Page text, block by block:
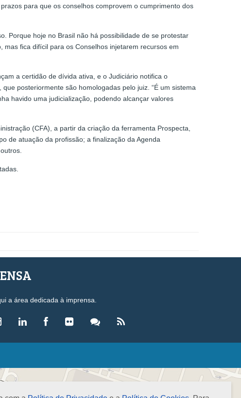
para que os conselhos comprovem o cumprimento dos
Porque hoje no Brasil não há possibilidade de se protestar
fica difícil para os Conselhos injetarem recursos em
a certidão de dívida ativa, e o Judiciário notifica o
posteriormente são homologadas pelo juiz. “É um sistema
havido uma judicialização, podendo alcançar valores
(CFA), a partir da criação da ferramenta Prospecta,
de atuação da profissão; a finalização da Agenda
a área dedicada à imprensa.
LEGISLAÇÃO
Leis
Decretos-Lei